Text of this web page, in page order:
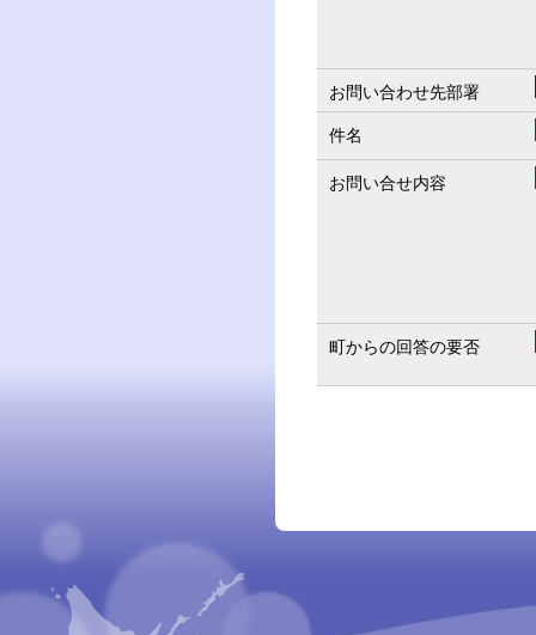
お問い合わせ先部署
件名
お問い合せ内容
町からの回答の要否